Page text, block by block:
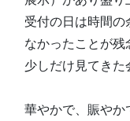
受付の日は時間
なかったことが残
少しだけ見てきた
華やかで、賑やか